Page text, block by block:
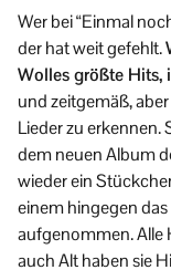
Wer bei “Einmal
der hat weit gefehlt.
Wolles größte Hits,
und zeitgemäß,
Lieder zu
dem neuen Album
wieder ein
einem hingegen
aufgenommen. Alle
auch Alt haben sie